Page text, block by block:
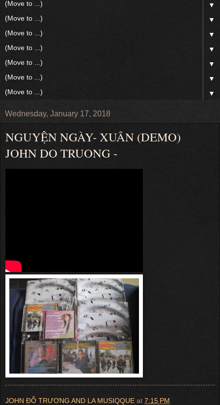
▼
▼
▼
▼
▼
▼
▼
Wednesday, January 17, 2018
NGUYỆN NGÀY- XUÂN (DEMO)
JOHN DO TRUONG -
JOHN ĐỖ TRƯƠNG AND LA MUSIQQUE at 7:15 PM